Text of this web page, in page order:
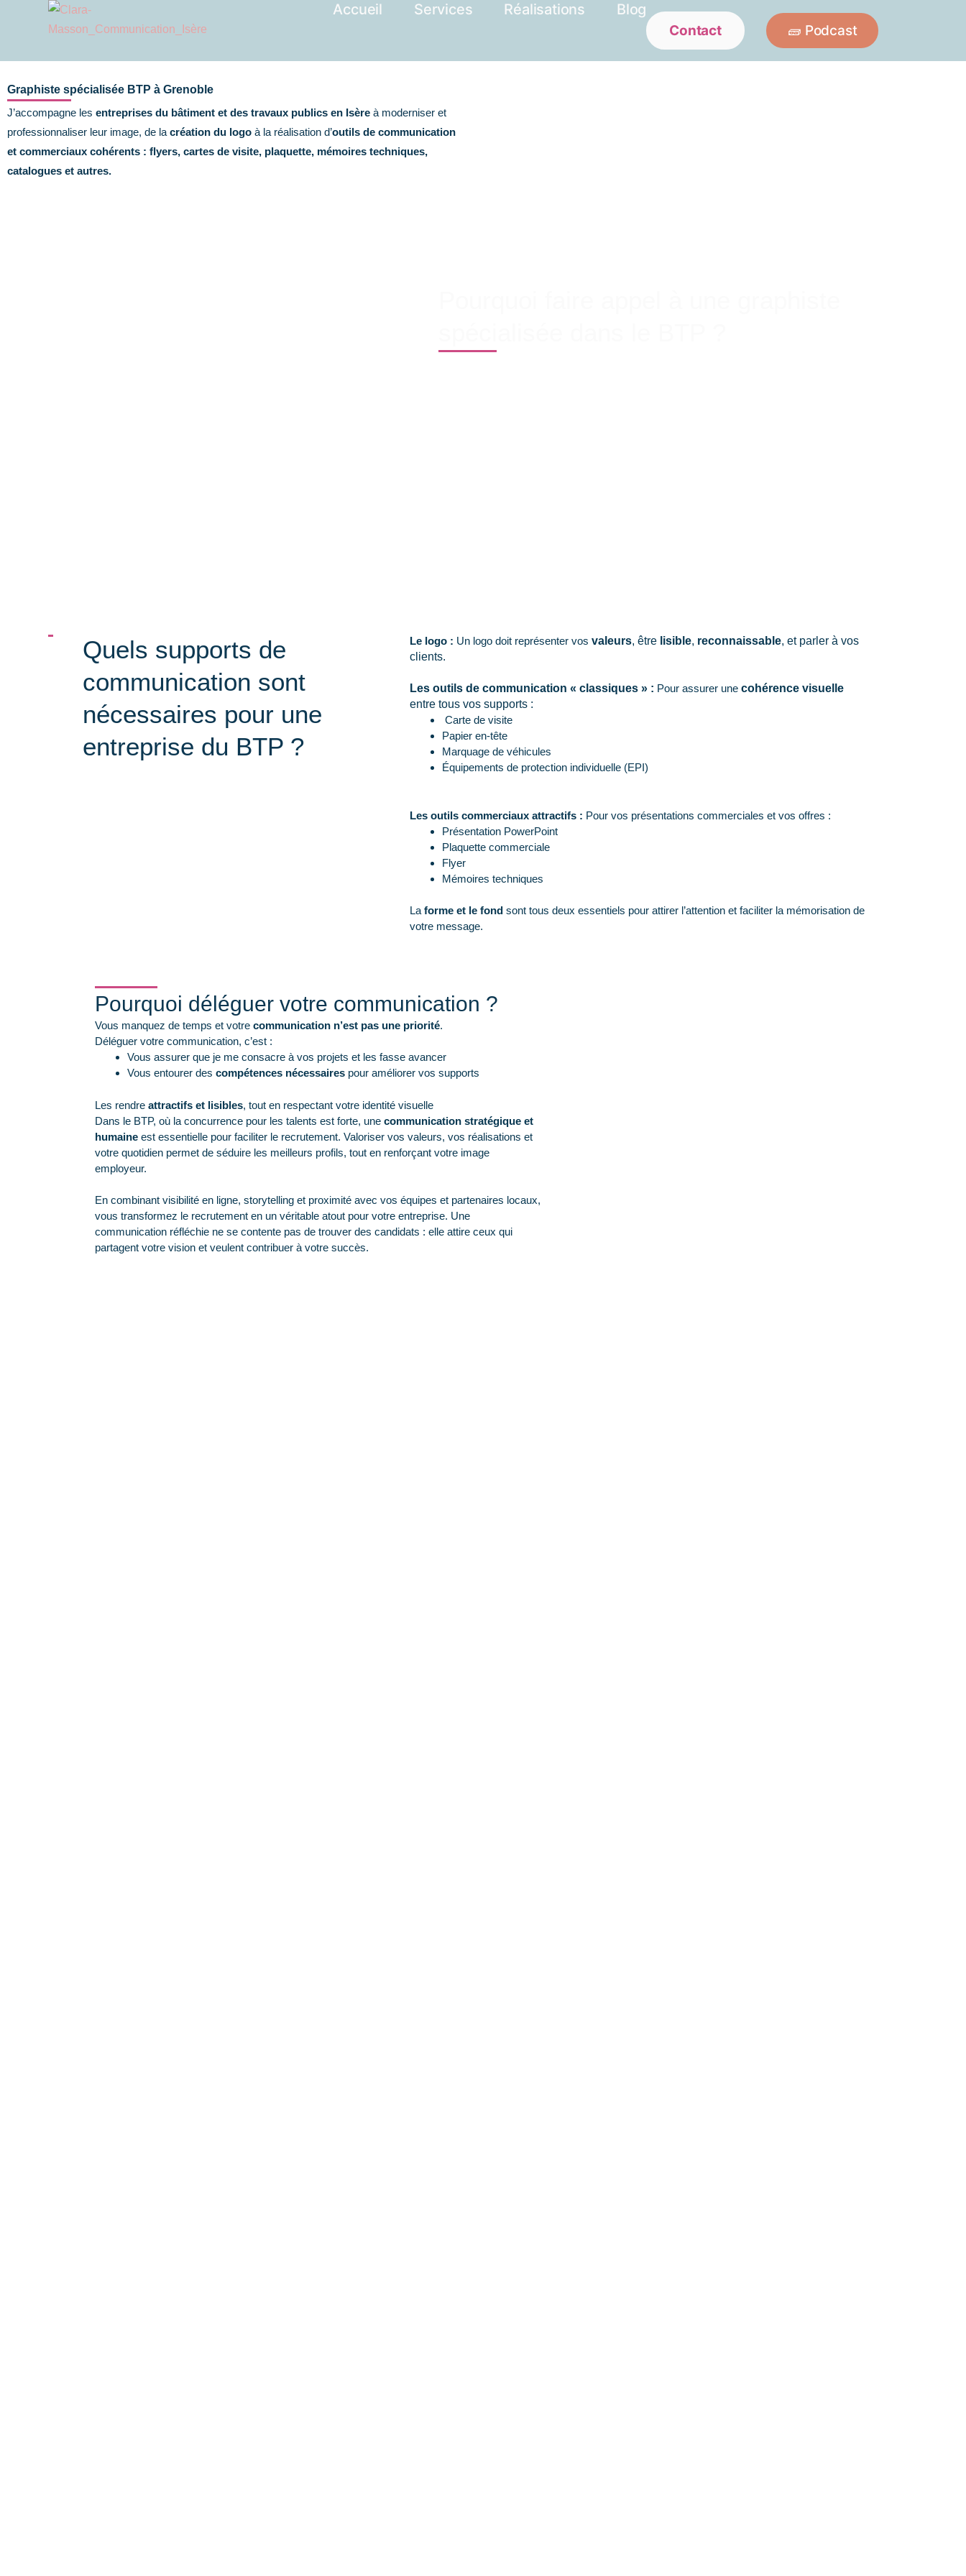
Accueil Services Réalisations Blog
Contact 🧱 Podcast
Graphiste spécialisée BTP à Grenoble
J’accompagne les entreprises du bâtiment et des travaux publics en Isère à moderniser et
professionnaliser leur image, de la création du logo à la réalisation d’outils de communication
et commerciaux cohérents : flyers, cartes de visite, plaquette, mémoires techniques,
catalogues et autres.
Quels supports de
communication sont
nécessaires pour une
entreprise du BTP ?
Le logo : Un logo doit représenter vos valeurs, être lisible, reconnaissable, et parler à vos
clients.
Les outils de communication « classiques » : Pour assurer une cohérence visuelle
entre tous vos supports :
Carte de visite
Papier en-tête
Marquage de véhicules
Équipements de protection individuelle (EPI)
Les outils commerciaux attractifs : Pour vos présentations commerciales et vos offres :
Présentation PowerPoint
Plaquette commerciale
Flyer
Mémoires techniques
La forme et le fondsont tous deux essentiels pour attirer l’attention et faciliter la mémorisation de
votre message.
Pourquoi déléguer votre communication ?
Vous manquez de temps et votre communication n’est pas une priorité.
Déléguer votre communication, c’est :
Vous assurer que je me consacre à vos projets et les fasse avancer
Vous entourer des compétences nécessaires pour améliorer vos supports
Les rendre attractifs et lisibles, tout en respectant votre identité visuelle
Dans le BTP, où la concurrence pour les talents est forte, une communication stratégique et
humaine est essentielle pour faciliter le recrutement. Valoriser vos valeurs, vos réalisations et
votre quotidien permet de séduire les meilleurs profils, tout en renforçant votre image
employeur.
En combinant visibilité en ligne, storytelling et proximité avec vos équipes et partenaires locaux,
vous transformez le recrutement en un véritable atout pour votre entreprise. Une
communication réfléchie ne se contente pas de trouver des candidats : elle attire ceux qui
partagent votre vision et veulent contribuer à votre succès.